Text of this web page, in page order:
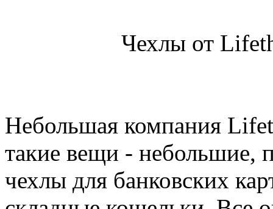
Чехлы от
Небольшая компания
такие вещи - небольшие,
чехлы для банковских